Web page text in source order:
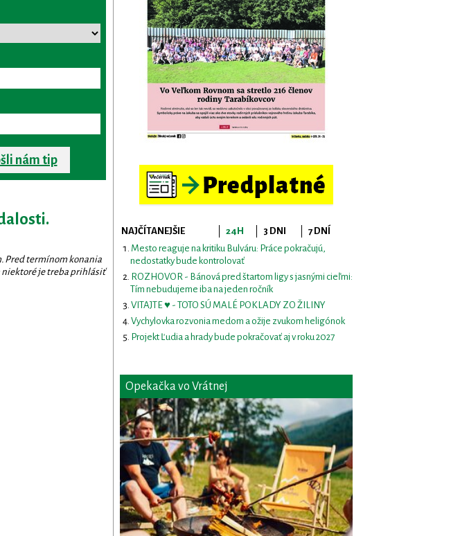
nám tip
Pred termínom konania
niektoré je treba prihlásiť
NAJČÍTANEJŠIE 24H 3 DNI
7 DNÍ
Mesto reaguje na kritiku Bulváru: Práce pokračujú,
nedostatky bude kontrolovať
ROZHOVOR - Bánová pred štartom ligy s jasnými cieľmi:
Tím nebudujeme iba na jeden ročník
VITAJTE ♥ - TOTO SÚ MALÉ POKLADY ZO ŽILINY
Vychylovka rozvonia medom a ožije zvukom heligónok
Projekt Ľudia a hrady bude pokračovať aj v roku 2027
Opekačka vo Vrátnej